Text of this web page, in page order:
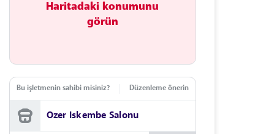
Haritadaki konumunu
görün
Bu işletmenin sahibi misiniz? Düzenleme önerin
Ozer Iskembe Salonu